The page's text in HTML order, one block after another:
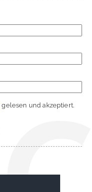
gelesen und akzeptiert.